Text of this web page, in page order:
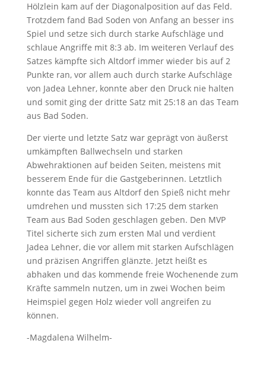
Hölzlein kam auf der Diagonalposition auf das Feld.
Trotzdem fand Bad Soden von Anfang an besser ins
Spiel und setze sich durch starke Aufschläge und
schlaue Angriffe mit 8:3 ab. Im weiteren Verlauf des
Satzes kämpfte sich Altdorf immer wieder bis auf 2
Punkte ran, vor allem auch durch starke Aufschläge
von Jadea Lehner, konnte aber den Druck nie halten
und somit ging der dritte Satz mit 25:18 an das Team
aus Bad Soden.
Der vierte und letzte Satz war geprägt von äußerst
umkämpften Ballwechseln und starken
Abwehraktionen auf beiden Seiten, meistens mit
besserem Ende für die Gastgeberinnen. Letztlich
konnte das Team aus Altdorf den Spieß nicht mehr
umdrehen und mussten sich 17:25 dem starken
Team aus Bad Soden geschlagen geben. Den MVP
Titel sicherte sich zum ersten Mal und verdient
Jadea Lehner, die vor allem mit starken Aufschlägen
und präzisen Angriffen glänzte. Jetzt heißt es
abhaken und das kommende freie Wochenende zum
Kräfte sammeln nutzen, um in zwei Wochen beim
Heimspiel gegen Holz wieder voll angreifen zu
können.
-Magdalena Wilhelm-